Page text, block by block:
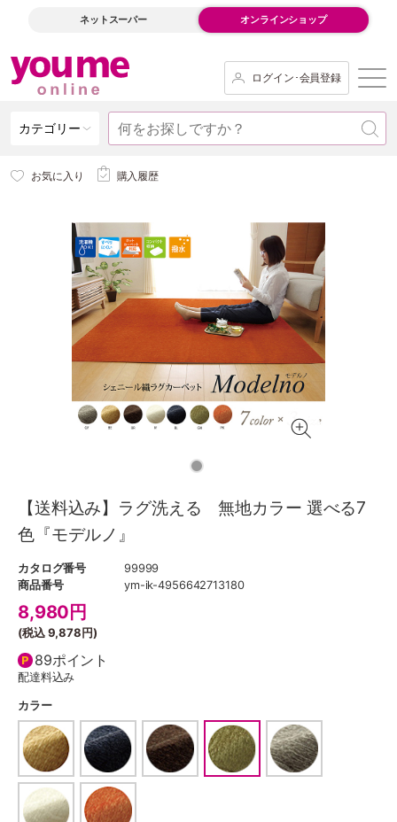
ネットスーパー オンラインショップ
ログイン･会員登録
カテゴリー
お気に入り 購入履歴
【送料込み】ラグ洗える 無地カラー 選べる7
色『モデルノ』
カタログ番号
99999
商品番号
ym-ik-4956642713180
8,980 円
(税込9,878円)
89ポイント
配達料込み
カラー